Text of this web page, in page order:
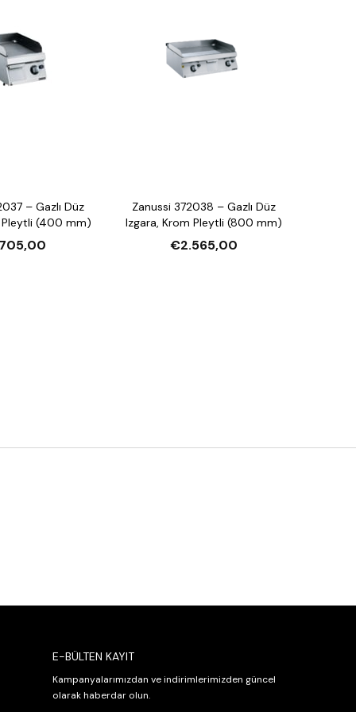
– Gazlı Düz
Pleytli (400 mm)
Zanussi 372038 – Gazlı Düz
Izgara, Krom Pleytli (800 mm)
€2.565,00
E-BÜLTEN KAYIT
Kampanyalarımızdan ve indirimlerimizden güncel
olarak haberdar olun.